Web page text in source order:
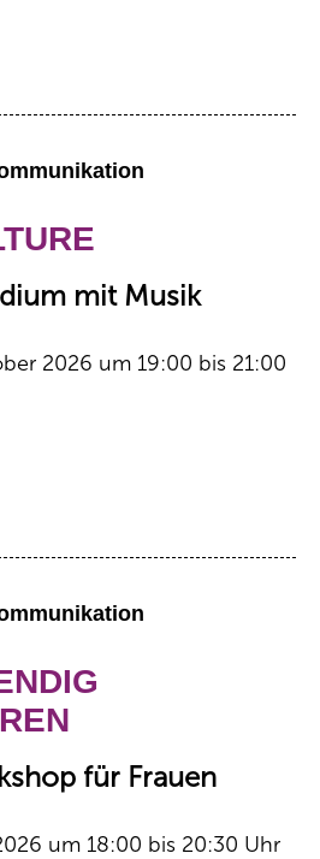
mit Musik
2026 um 19:00 bis 21:00
für Frauen
um 18:00 bis 20:30 Uhr